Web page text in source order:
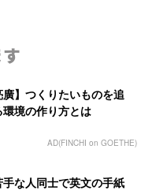
廣】つくりたいものを追
境の作り方とは
AD(FINCHI on GOETHE)
な人同士で英文の手紙